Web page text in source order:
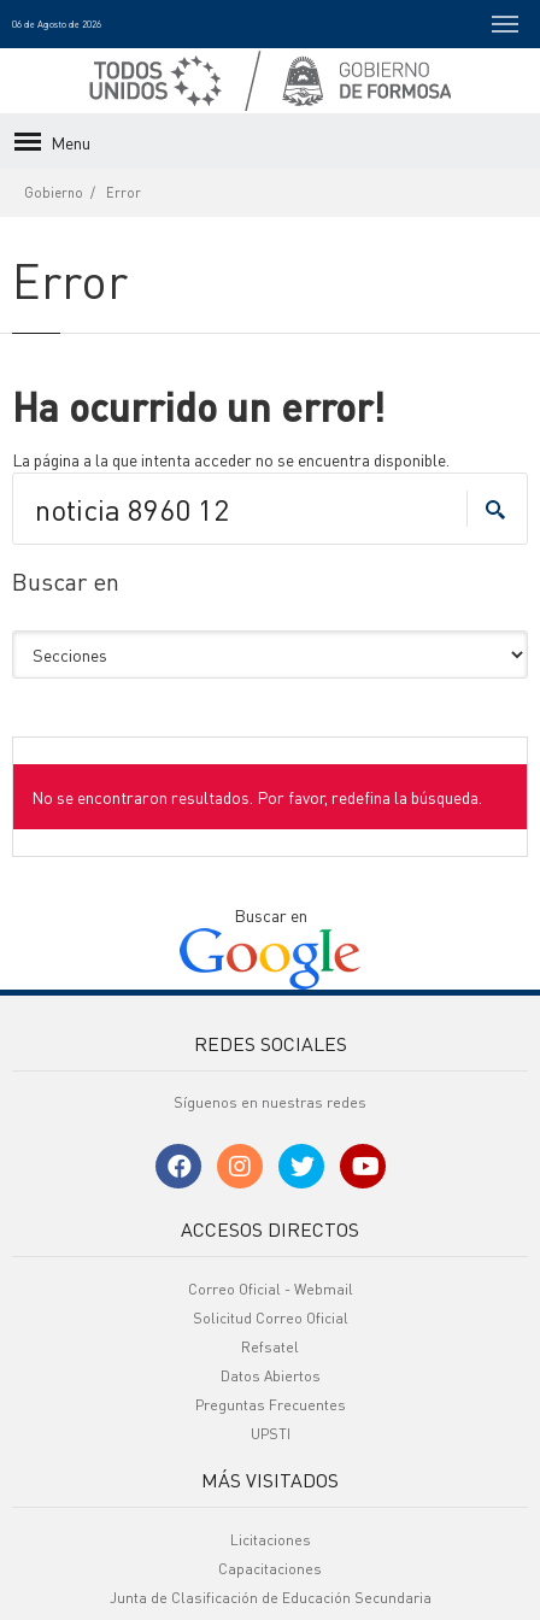
06 de Agosto de 2026
Menu
Gobierno Error
Error
Ha ocurrido un error!
La página a la que intenta acceder no se encuentra disponible.
Buscar en
No se encontraron resultados. Por favor, redefina la búsqueda.
Buscar en
REDES SOCIALES
Síguenos en nuestras redes
ACCESOS DIRECTOS
Correo Oficial - Webmail
Solicitud Correo Oficial
Refsatel
Datos Abiertos
Preguntas Frecuentes
UPSTI
MÁS VISITADOS
Licitaciones
Capacitaciones
Junta de Clasificación de Educación Secundaria